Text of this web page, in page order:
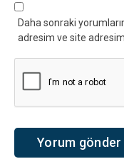
Daha sonraki
adresim ve site adresim